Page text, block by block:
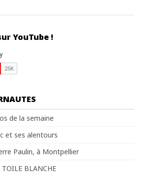
YouTube !
de la semaine
et ses alentours
Paulin, à Montpellier
BLANCHE